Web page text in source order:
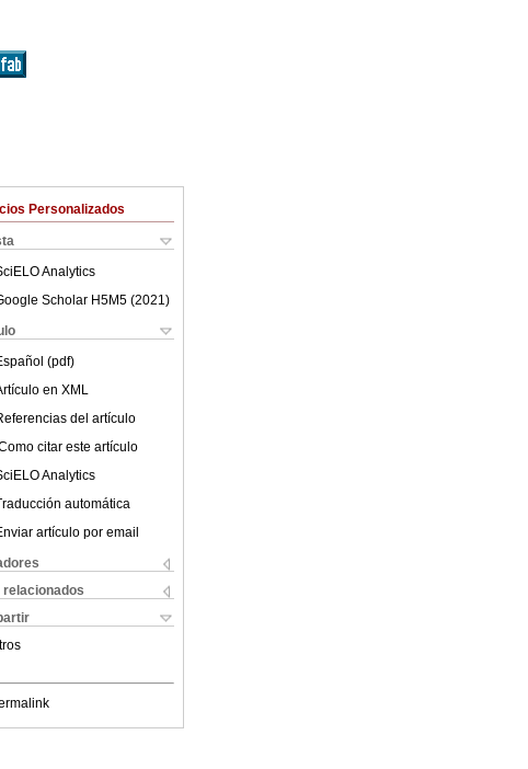
Personalizados
Analytics
Scholar H5M5 (2021 )
(pdf)
en XML
del artículo
citar este artículo
Analytics
automática
artículo por email
relacionados